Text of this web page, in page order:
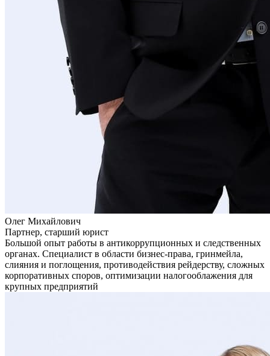
Олег Михайлович
Партнер, старший юрист
Большой опыт работы в антикоррупционных и следственных
органах. Специалист в области бизнес-права, гринмейла,
слияния и поглощения, противодействия рейдерству, сложных
корпоративных споров, оптимизации налогооблажения для
крупных предприятий